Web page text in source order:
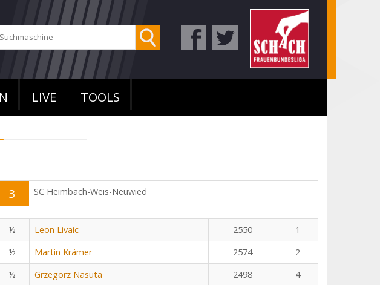
LIVE TOOLS
3 SC Heimbach-Weis-Neuwied
½ Leon Livaic 2550
1
½ Martin Krämer 2574
2
½ Grzegorz Nasuta 2498
4